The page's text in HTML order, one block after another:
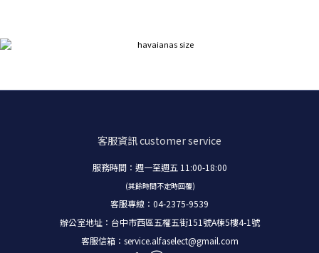
客服資訊customer service
服務時間：週一至週五 11:00-18:00
(其餘時間不定時回覆)
客服專線：04-2375-9539
辦公室地址：台中市西區五權五街151號A棟5樓4-1號
客服信箱： service.alfaselect@gmail.com